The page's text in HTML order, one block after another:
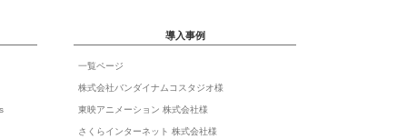
導入事例
一覧ページ
株式会社バンダイナムコスタジオ様
東映アニメーション 株式会社様
さくらインターネット 株式会社様